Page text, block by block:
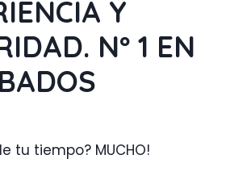
Y
Nº 1 EN
tu tiempo? MUCHO!